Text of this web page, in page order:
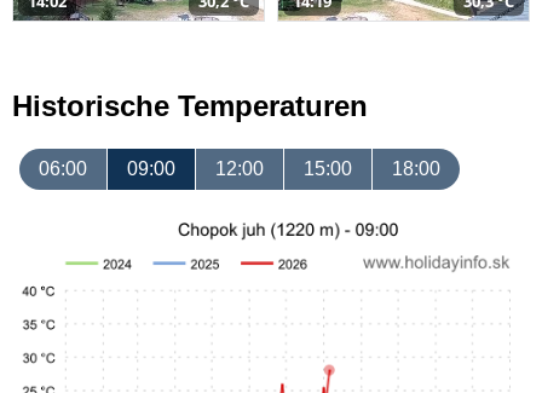
Historische Temperaturen
06:00 09:00 12:00 15:00 18:00